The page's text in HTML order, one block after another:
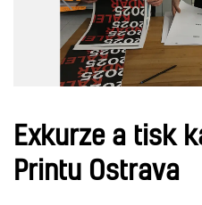
Exkurze a tisk
Printu Ostrava